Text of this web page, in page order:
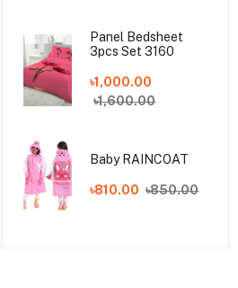
Panel Bedsheet
3pcs Set 3160
৳1,000.00
৳1,600.00
Baby RAINCOAT
৳810.00 ৳850.00